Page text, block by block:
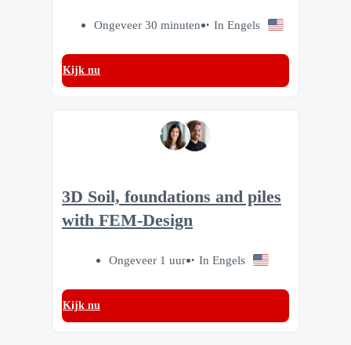
Ongeveer 30 minuten In Engels
Kijk nu
3D Soil, foundations and piles
with FEM-Design
Ongeveer 1 uur In Engels
Kijk nu